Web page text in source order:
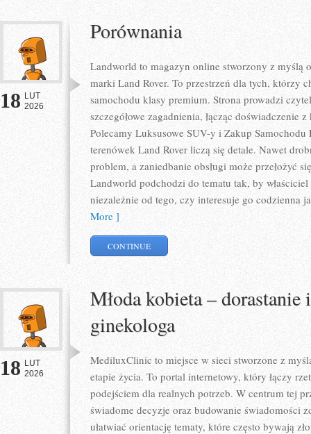
18 LUT
2026
Porównania
Landworld to magazyn online stworzony z myślą
marki Land Rover. To przestrzeń dla tych, którzy
samochodu klasy premium. Strona prowadzi
szczegółowe zagadnienia, łącząc
Polecamy Luksusowe SUV-y i Zakup
terenówek Land Rover liczą się detale. Nawet
problem, a zaniedbanie obsługi może przełożyć
Landworld podchodzi do tematu tak, by
niezależnie od tego, czy interesuje go codzienna
More ]
CONTINUE
18 LUT
2026
Młoda kobieta –
ginekologa
MediluxClinic to miejsce w sieci stworzone z
etapie życia. To portal internetowy, który łączy
podejściem dla realnych potrzeb. W centrum tej
świadome decyzje oraz budowanie świadomości
ułatwiać orientację tematy, które często bywają